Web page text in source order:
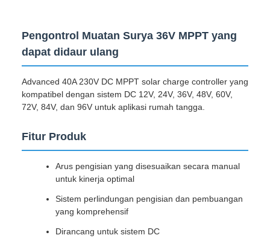
Pengontrol Muatan Surya 36V MPPT yang
dapat didaur ulang
Advanced 40A 230V DC MPPT solar charge controller yang
kompatibel dengan sistem DC 12V, 24V, 36V, 48V, 60V,
72V, 84V, dan 96V untuk aplikasi rumah tangga.
Fitur Produk
Arus pengisian yang disesuaikan secara manual
untuk kinerja optimal
Sistem perlindungan pengisian dan pembuangan
yang komprehensif
Dirancang untuk sistem DC